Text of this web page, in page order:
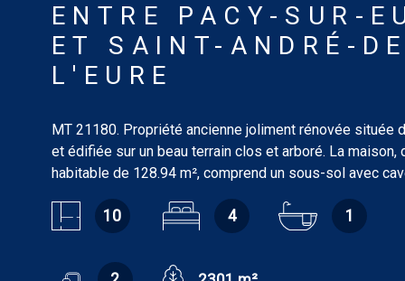
ENTRE PACY-SUR-
ET SAINT-ANDRÉ-
L'EURE
MT 21180. Propriété ancienne joliment rénovée située
et édifiée sur un beau terrain clos et arboré. La maison,
habitable de 128.94 m², comprend un sous-sol avec
douches/wc. Au rez-de-chaussée : entrée, salon-salle
50.76 m² avec cheminée, cuisine américaine aménagée
pièce de 11.68 m² avec wc, lavabo et buanderie, pièce
usage de piscine couverte avec bar et jacuzzi, pièce
10 4 1